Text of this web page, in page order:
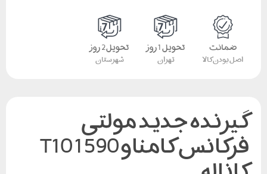
ضمانت
اصل بودن کالا
تحویل 1 روز
تهران
تحویل 2 روز
شهرستان
گیرنده جدید مولتی
فرکانس کامناو T10 1590